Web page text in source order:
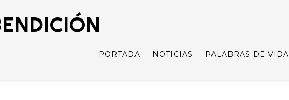
PORTADA NOTICIAS PALABRAS DE VIDA